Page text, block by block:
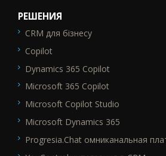
РЕШЕНИЯ
SEO_FTR1
CRM для бізнесу
Copilot
Dynamics 365 Copilot
Microsoft 365 Copilot
Microsoft Copilot Studio
Microsoft Dynamics 365
Progresia.Chat омниканальная